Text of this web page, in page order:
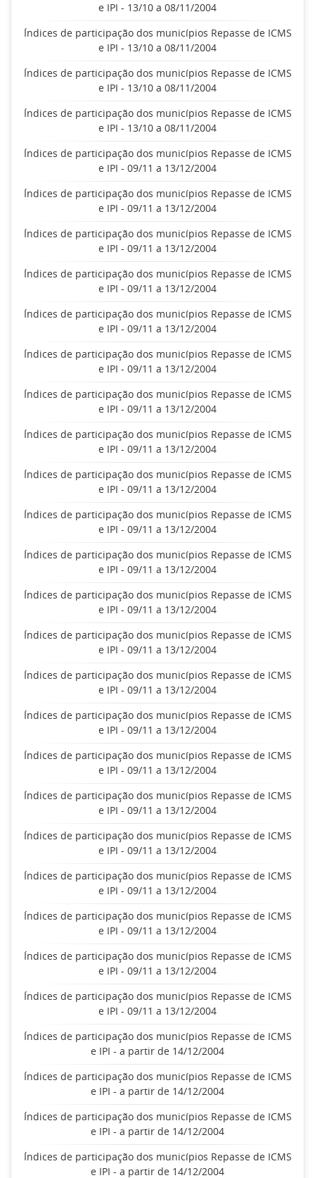
e IPI - 13/10 a 08/11/2004
Índices de participação dos municípios Repasse de ICMS
e IPI - 13/10 a 08/11/2004
Índices de participação dos municípios Repasse de ICMS
e IPI - 13/10 a 08/11/2004
Índices de participação dos municípios Repasse de ICMS
e IPI - 13/10 a 08/11/2004
Índices de participação dos municípios Repasse de ICMS
e IPI - 09/11 a 13/12/2004
Índices de participação dos municípios Repasse de ICMS
e IPI - 09/11 a 13/12/2004
Índices de participação dos municípios Repasse de ICMS
e IPI - 09/11 a 13/12/2004
Índices de participação dos municípios Repasse de ICMS
e IPI - 09/11 a 13/12/2004
Índices de participação dos municípios Repasse de ICMS
e IPI - 09/11 a 13/12/2004
Índices de participação dos municípios Repasse de ICMS
e IPI - 09/11 a 13/12/2004
Índices de participação dos municípios Repasse de ICMS
e IPI - 09/11 a 13/12/2004
Índices de participação dos municípios Repasse de ICMS
e IPI - 09/11 a 13/12/2004
Índices de participação dos municípios Repasse de ICMS
e IPI - 09/11 a 13/12/2004
Índices de participação dos municípios Repasse de ICMS
e IPI - 09/11 a 13/12/2004
Índices de participação dos municípios Repasse de ICMS
e IPI - 09/11 a 13/12/2004
Índices de participação dos municípios Repasse de ICMS
e IPI - 09/11 a 13/12/2004
Índices de participação dos municípios Repasse de ICMS
e IPI - 09/11 a 13/12/2004
Índices de participação dos municípios Repasse de ICMS
e IPI - 09/11 a 13/12/2004
Índices de participação dos municípios Repasse de ICMS
e IPI - 09/11 a 13/12/2004
Índices de participação dos municípios Repasse de ICMS
e IPI - 09/11 a 13/12/2004
Índices de participação dos municípios Repasse de ICMS
e IPI - 09/11 a 13/12/2004
Índices de participação dos municípios Repasse de ICMS
e IPI - 09/11 a 13/12/2004
Índices de participação dos municípios Repasse de ICMS
e IPI - 09/11 a 13/12/2004
Índices de participação dos municípios Repasse de ICMS
e IPI - 09/11 a 13/12/2004
Índices de participação dos municípios Repasse de ICMS
e IPI - 09/11 a 13/12/2004
Índices de participação dos municípios Repasse de ICMS
e IPI - 09/11 a 13/12/2004
Índices de participação dos municípios Repasse de ICMS
e IPI - a partir de 14/12/2004
Índices de participação dos municípios Repasse de ICMS
e IPI - a partir de 14/12/2004
Índices de participação dos municípios Repasse de ICMS
e IPI - a partir de 14/12/2004
Índices de participação dos municípios Repasse de ICMS
e IPI - a partir de 14/12/2004